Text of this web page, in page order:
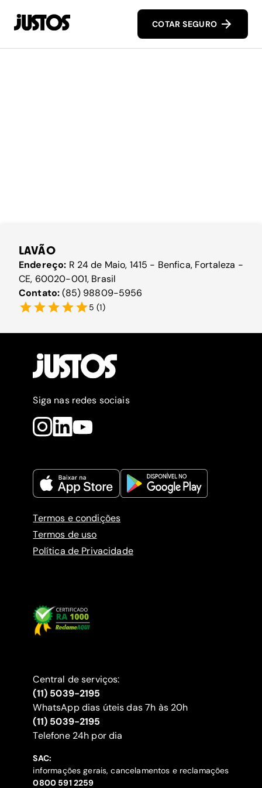
COTAR SEGURO
LAVÃO
Endereço: R 24 de Maio, 1415 - Benfica, Fortaleza -
CE, 60020-001, Brasil
Contato:(85) 98809-5956
5 (1)
Siga nas redes sociais
Termos e condições
Termos de uso
Política de Privacidade
Central de serviços:
(11) 5039-2195
WhatsApp dias úteis das 7h às 20h
(11) 5039-2195
‍Telefone 24h por dia
SAC:
informações gerais, cancelamentos e reclamações
‍0800 591 2259